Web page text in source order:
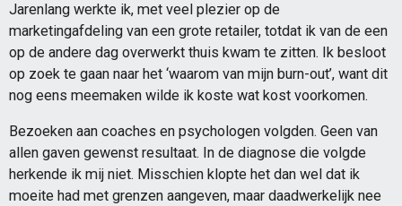
Jarenlang werkte ik, met veel plezier op de
marketingafdeling van een grote retailer, totdat ik van de een
op de andere dag overwerkt thuis kwam te zitten. Ik besloot
op zoek te gaan naar het ‘waarom van mijn burn-out’, want dit
nog eens meemaken wilde ik koste wat kost voorkomen.
Bezoeken aan coaches en psychologen volgden. Geen van
allen gaven gewenst resultaat. In de diagnose die volgde
herkende ik mij niet. Misschien klopte het dan wel dat ik
moeite had met grenzen aangeven, maar daadwerkelijk nee